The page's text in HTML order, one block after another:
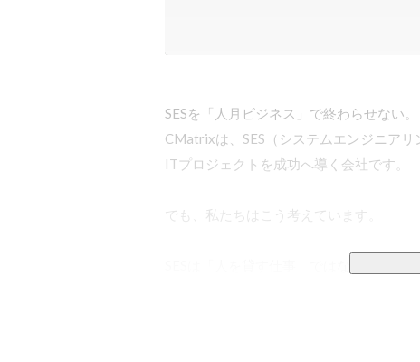
SESを「人月ビジネス」で終わらせない。
CMatrixは、SES（システムエンジニアリ
ITプロジェクトを成功へ導く会社です。
でも、私たちはこう考えています。